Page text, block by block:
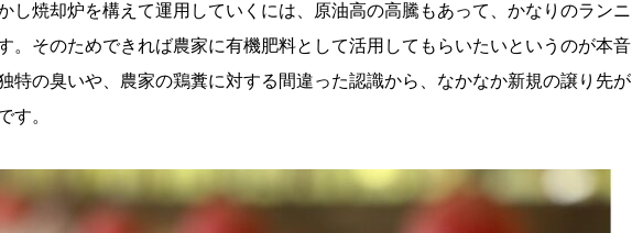
し焼却炉を構えて運用していくには、原油高の高騰もあって、かなりのランニ
。そのためできれば農家に有機肥料として活用してもらいたいというのが本音
特の臭いや、農家の鶏糞に対する間違った認識から、なかなか新規の譲り先が
す。